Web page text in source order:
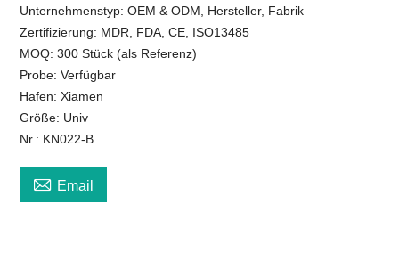
Unternehmenstyp: OEM & ODM, Hersteller, Fabrik
Zertifizierung: MDR, FDA, CE, ISO13485
MOQ: 300 Stück (als Referenz)
Probe: Verfügbar
Hafen: Xiamen
Größe: Univ
Nr.: KN022-B
 Email